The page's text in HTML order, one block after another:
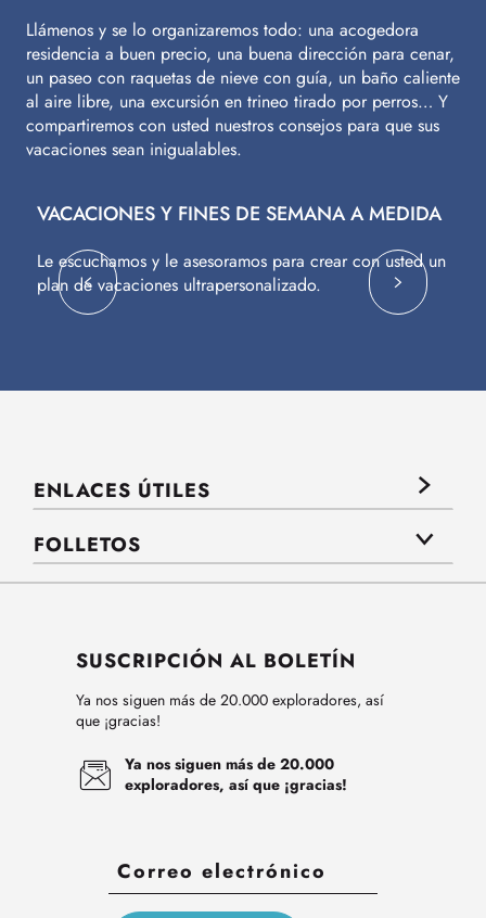
Llámenos y se lo organizaremos todo: una acogedora
residencia a buen precio, una buena dirección para cenar,
un paseo con raquetas de nieve con guía, un baño caliente
al aire libre, una excursión en trineo tirado por perros… Y
compartiremos con usted nuestros consejos para que sus
vacaciones sean inigualables.
VACACIONES Y FINES DE SEMANA A MEDIDA
Le escuchamos y le asesoramos para crear con usted un
plan de vacaciones ultrapersonalizado.
ENLACES ÚTILES
FOLLETOS
SUSCRIPCIÓN AL BOLETÍN
Ya nos siguen más de 20.000 exploradores, así
que ¡gracias!
Ya nos siguen más de 20.000
exploradores, así que ¡gracias!